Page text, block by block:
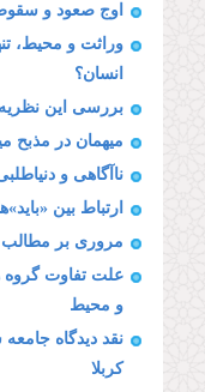
اوج صعود و
وراثت و محیط،
انسان؟
بررسى این نظریه
میهمان در مذبح
ناآگاهى و
ارتباط بین
مرورى بر
علت تفاوت گروه
و محیط
نقد دیدگاه
كربلا